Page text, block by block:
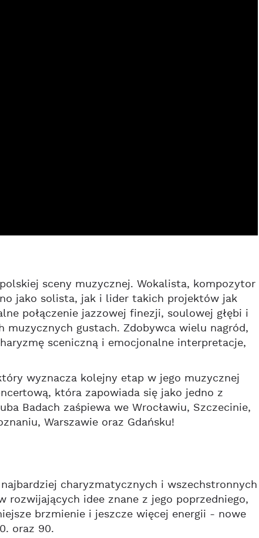
sceny muzycznej. Wokalista, kompozytor
jako solista, jak i lider takich projektów jak
połączenie jazzowej finezji, soulowej głębi i
gustach. Zdobywca wielu nagród,
sceniczną i emocjonalne interpretacje,
wyznacza kolejny etap w jego muzycznej
która zapowiada się jako jedno z
Badach zaśpiewa we Wrocławiu, Szczecinie,
Warszawie oraz Gdańsku!
charyzmatycznych i wszechstronnych
rozwijających idee znane z jego poprzedniego,
brzmienie i jeszcze więcej energii - nowe
oraz 90.